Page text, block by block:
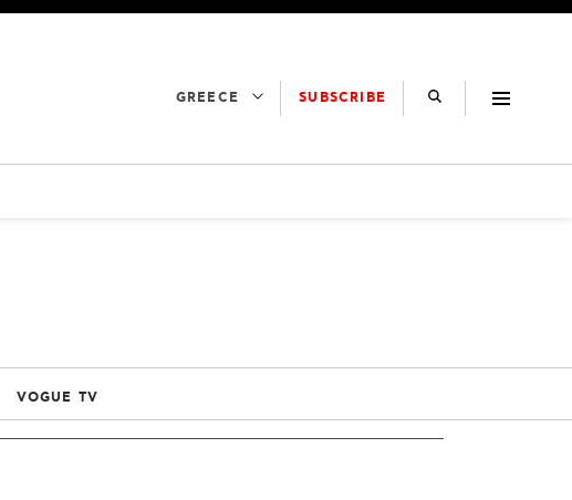
GREECE SUBSCRIBE
VOGUE TV